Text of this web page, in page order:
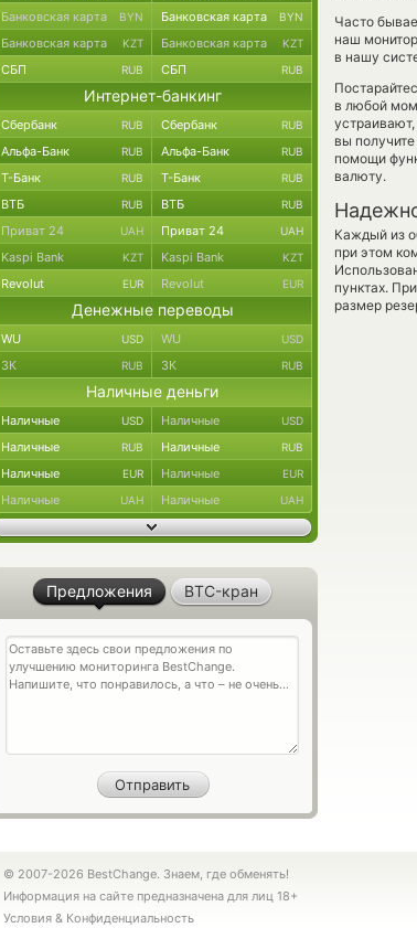
Часто
наш
в нашу
в любой
вы
помощи
валюту.
Каждый из
при этом
пунктах.
размер
Банковская карта BYN Банковская карта BYN
Банковская карта KZT Банковская карта KZT
СБП RUB СБП RUB
Интернет-банкинг
Сбербанк RUB Сбербанк RUB
Альфа-Банк RUB Альфа-Банк RUB
Т-Банк RUB Т-Банк RUB
ВТБ RUB ВТБ RUB
Приват 24 UAH Приват 24 UAH
Kaspi Bank KZT Kaspi Bank KZT
Revolut EUR Revolut EUR
Денежные переводы
WU USD WU USD
ЗК RUB ЗК RUB
Наличные деньги
Наличные USD Наличные USD
Наличные RUB Наличные RUB
Наличные EUR Наличные EUR
Наличные UAH Наличные UAH
Предложения BTC-кран
© 2007-2026 BestChange. Знаем, где обменять!
Информация на сайте предназначена для лиц 18+
Условия & Конфиденциальность